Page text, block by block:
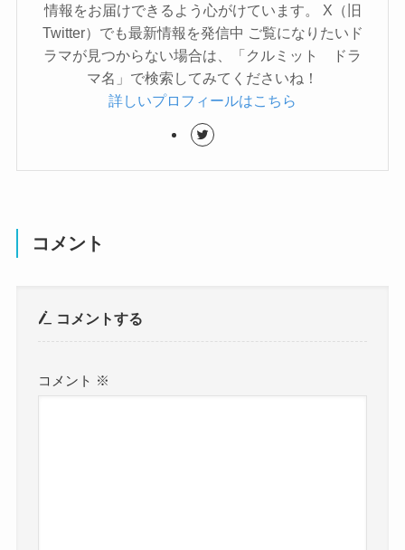
情報をお届けできるよう心がけています。 X（旧
Twitter）でも最新情報を発信中 ご覧になりたいド
ラマが見つからない場合は、「クルミット ドラ
マ名」で検索してみてくださいね！
詳しいプロフィールはこちら
コメント
コメントする
コメント ※